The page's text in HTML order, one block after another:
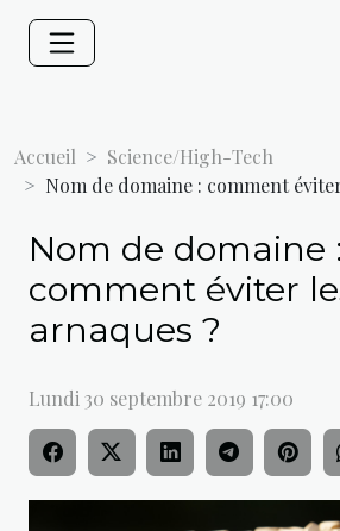
Accueil
Science/High-Tech
Nom de domaine : comment
Nom de domaine :
comment éviter
arnaques ?
Lundi 30 septembre 2019 17:00